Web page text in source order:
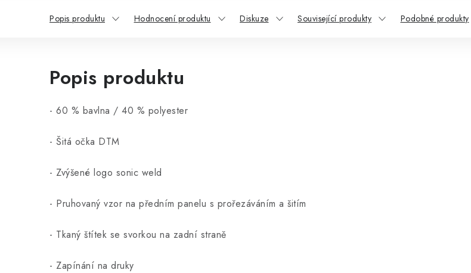
Popis produktu Hodnocení produktu Diskuze Související produkty Podobné produkty
Popis produktu
- 60 % bavlna / 40 % polyester
- Šitá očka DTM
- Zvýšené logo sonic weld
- Pruhovaný vzor na předním panelu s prořezáváním a šitím
- Tkaný štítek se svorkou na zadní straně
- Zapínání na druky